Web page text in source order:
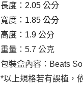
長度：2.05 公分
寬度：1.85 公分
高度：1.9 公分
重量：5.7 公克
包裝盒內容：Beats
*以上規格若有誤植，